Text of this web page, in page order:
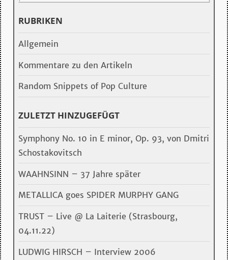
RUBRIKEN
Allgemein
Kommentare zu den Artikeln
Random Snippets of Pop Culture
ZULETZT HINZUGEFÜGT
Symphony No. 10 in E minor, Op. 93, von Dmitri
Schostakovitsch
WAAHNSINN – 37 Jahre später
METALLICA goes SPIDER MURPHY GANG
TRUST – Live @ La Laiterie (Strasbourg,
04.11.22)
LUDWIG HIRSCH – Interview 2006